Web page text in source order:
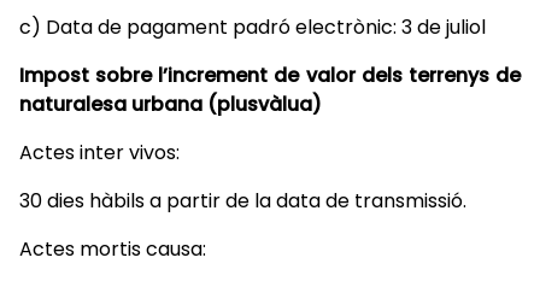
c) Data de pagament padró electrònic: 3 de juliol
Impost sobre l’increment de valor dels terrenys de
naturalesa urbana (plusvàlua)
Actes inter vivos:
30 dies hàbils a partir de la data de transmissió.
Actes mortis causa: